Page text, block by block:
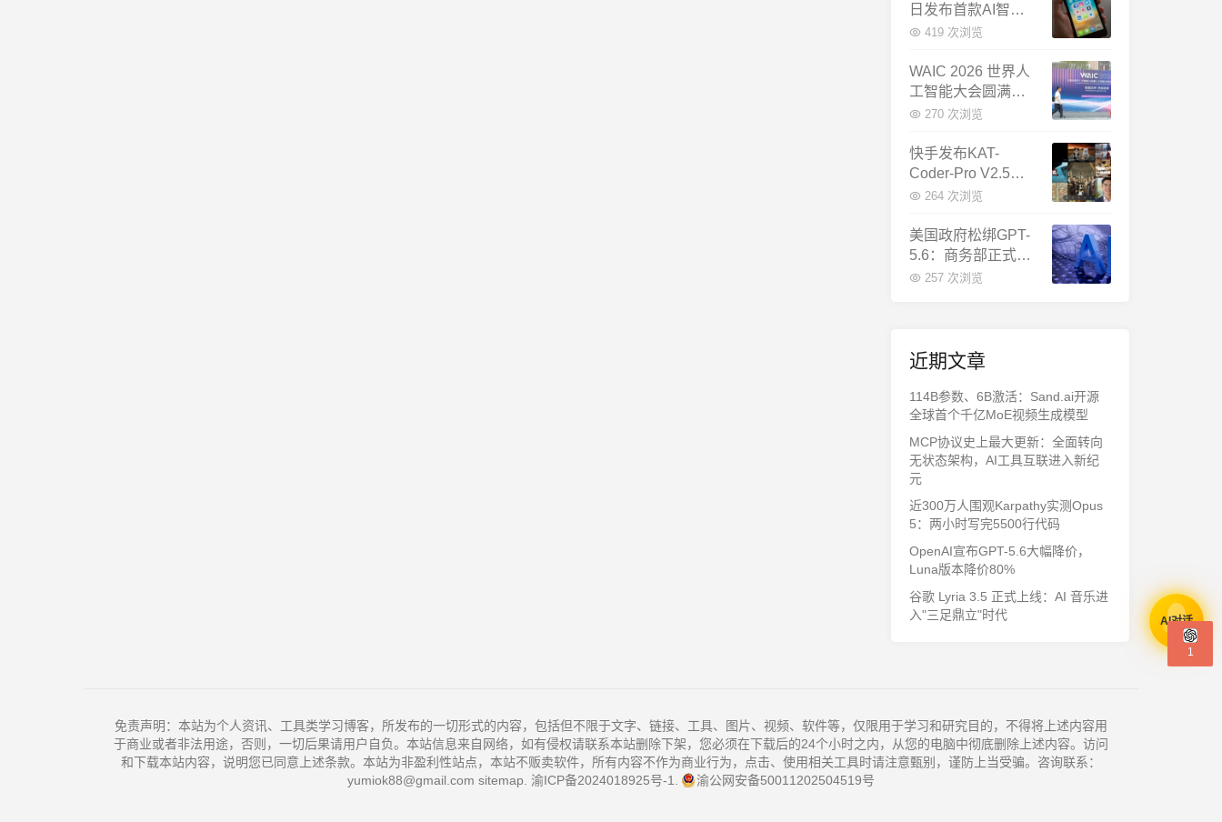
日发布首款AI智能
体终端：大模型公
419 次浏览
WAIC 2026 世界人
工智能大会圆满闭
幕：多项重磅成果
球AI合作新中心
270 次浏览
快手发布KAT-
Coder-Pro V2.5：
首个能端到端跑通
编程模型
264 次浏览
美国政府松绑GPT-
5.6：商务部正式放
行，OpenAI本周全
257 次浏览
近期文章
114B参数、6B激活：Sand.ai开源
全球首个千亿MoE视频生成模型
MCP协议史上最大更新：全面转向
无状态架构，AI工具互联进入新纪
元
近300万人围观Karpathy实测Opus
5：两小时写完5500行代码
OpenAI宣布GPT-5.6大幅降价，
Luna版本降价80%
谷歌 Lyria 3.5 正式上线：AI 音乐进
入"三足鼎立"时代
免责声明：本站为个人资讯、工具类学习博客，所发布的一切形式的内容，包括但不限于文字、链接、工具、图片、视频、软件等，仅限用于学习和研究目的，不得将上述内容用
于商业或者非法用途，否则，一切后果请用户自负。本站信息来自网络，如有侵权请联系本站删除下架，您必须在下载后的24个小时之内，从您的电脑中彻底删除上述内容。访问
和下载本站内容，说明您已同意上述条款。本站为非盈利性站点，本站不贩卖软件，所有内容不作为商业行为，点击、使用相关工具时请注意甄别，谨防上当受骗。咨询联系：
yumiok88@gmail.com sitemap 渝ICP备2024018925号-1 渝公网安备50011202504519号
1
AI对话